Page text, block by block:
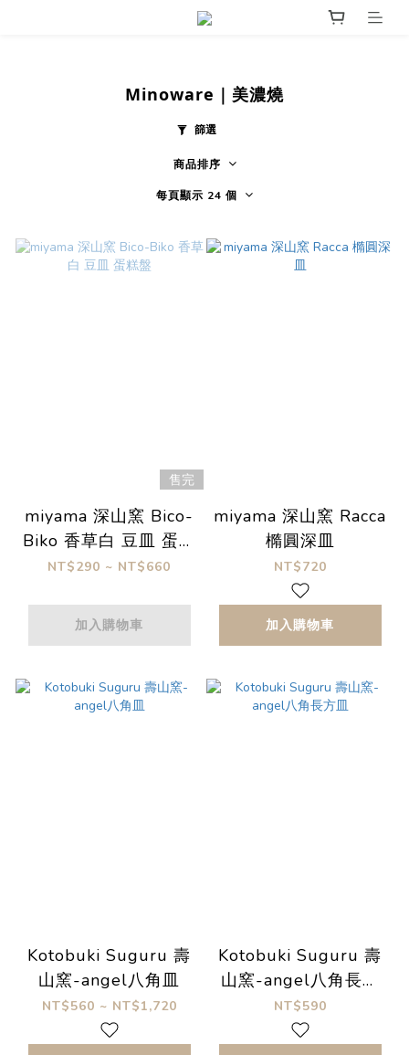
Minoware｜美濃燒
篩選
商品排序
每頁顯示 24 個
售完
miyama 深山窯 Bico-
Biko 香草白 豆皿 蛋糕
盤
NT$290 ~ NT$660
加入購物車
miyama 深山窯 Racca
橢圓深皿
NT$720
加入購物車
Kotobuki Suguru 壽
山窯-angel八角皿
NT$560 ~ NT$1,720
Kotobuki Suguru 壽
山窯-angel八角長方
皿
NT$590